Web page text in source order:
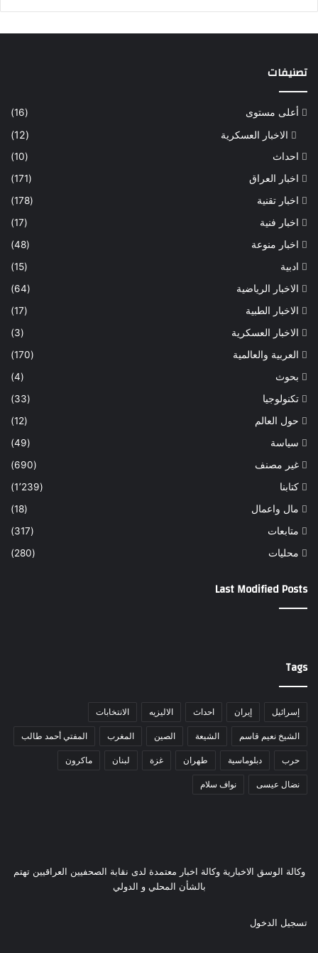
تصنيفات
أعلى مستوى (16)
الاخبار العسكرية (12)
احداث
(10)
اخبار العراق
(171)
اخبار تقنية
(178)
اخبار فنية
(17)
اخبار منوعة
(48)
ادبية
(15)
الاخبار الرياضية
(64)
الاخبار الطبية
(17)
الاخبار العسكرية
(3)
العربية والعالمية
(170)
بحوث
(4)
تكنولوجيا
(33)
حول العالم
(12)
سياسة
(49)
غير مصنف
(690)
كتابنا
(1٬239)
مال واعمال
(18)
متابعات
(317)
محليات
(280)
Last Modified Posts
Tags
إسرائيل إيران احداث الاليزيه الانتخابات
الشيخ نعيم قاسم الشيعة الصين المغرب المفتي أحمد طالب
حرب دبلوماسية طهران غزة لبنان ماكرون
نضال عيسى نواف سلام
وكالة الوسق الاخبارية وكالة اخبار معتمدة لدى نقابة الصحفيين العراقيين تهتم
بالشأن المحلي و الدولي
تسجيل الدخول